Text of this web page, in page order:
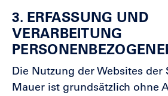
3. ERFASSUNG UND
VERARBEITUNG
Die Nutzung der Websites
Mauer ist grundsätzlich ohne